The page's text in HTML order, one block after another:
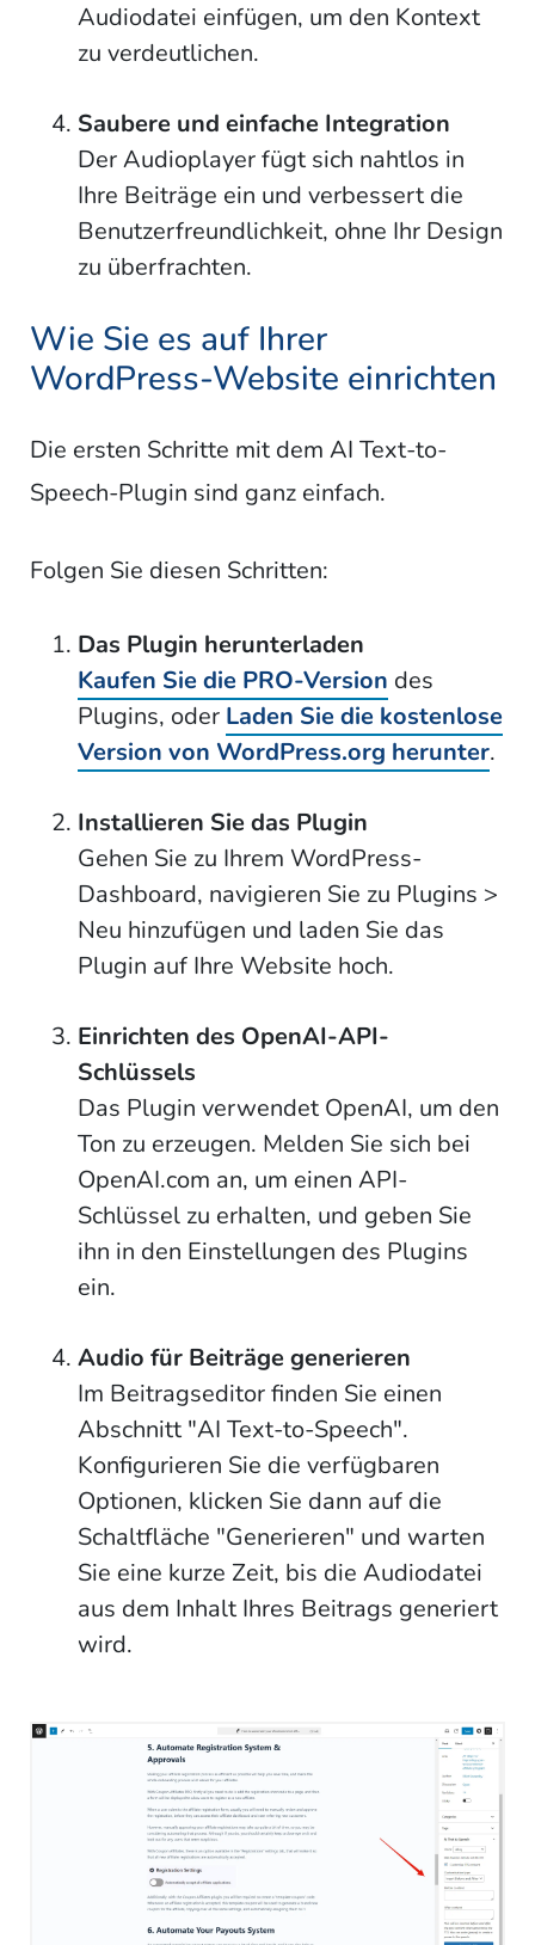
Audiodatei einfügen, um den Kontext
zu verdeutlichen.
Saubere und einfache Integration
Der Audioplayer fügt sich nahtlos in
Ihre Beiträge ein und verbessert die
Benutzerfreundlichkeit, ohne Ihr Design
zu überfrachten.
Wie Sie es auf Ihrer
WordPress-Website einrichten
Die ersten Schritte mit dem AI Text-to-
Speech-Plugin sind ganz einfach.
Folgen Sie diesen Schritten:
Das Plugin herunterladen
Kaufen Sie die PRO-Version des
Plugins, oder Laden Sie die kostenlose
Version von WordPress.org herunter.
Installieren Sie das Plugin
Gehen Sie zu Ihrem WordPress-
Dashboard, navigieren Sie zu Plugins >
Neu hinzufügen und laden Sie das
Plugin auf Ihre Website hoch.
Einrichten des OpenAI-API-
Schlüssels
Das Plugin verwendet OpenAI, um den
Ton zu erzeugen. Melden Sie sich bei
OpenAI.com an, um einen API-
Schlüssel zu erhalten, und geben Sie
ihn in den Einstellungen des Plugins
ein.
Audio für Beiträge generieren
Im Beitragseditor finden Sie einen
Abschnitt "AI Text-to-Speech".
Konfigurieren Sie die verfügbaren
Optionen, klicken Sie dann auf die
Schaltfläche "Generieren" und warten
Sie eine kurze Zeit, bis die Audiodatei
aus dem Inhalt Ihres Beitrags generiert
wird.